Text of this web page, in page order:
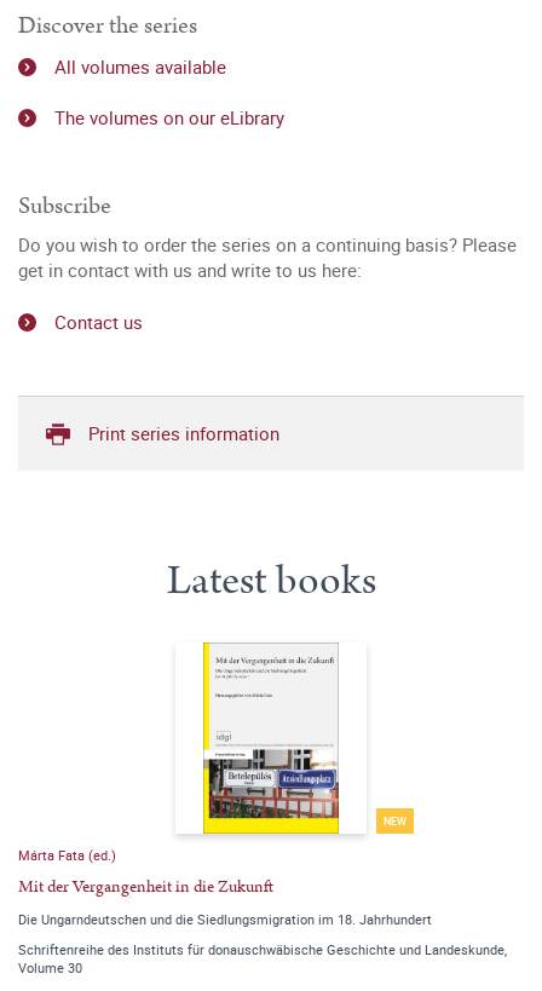
Discover the series
All volumes available
The volumes on our eLibrary
Subscribe
Do you wish to order the series on a continuing basis? Please
get in contact with us and write to us here:
Contact us
Print series information
Latest books
NEW
Márta Fata (ed.)
Mit der Vergangenheit in die Zukunft
Die Ungarndeutschen und die Siedlungsmigration im 18. Jahrhundert
Schriftenreihe des Instituts für donauschwäbische Geschichte und Landeskunde,
Volume 30